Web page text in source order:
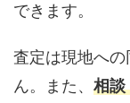
できます。
査定は現地へ
ん。また、 相談